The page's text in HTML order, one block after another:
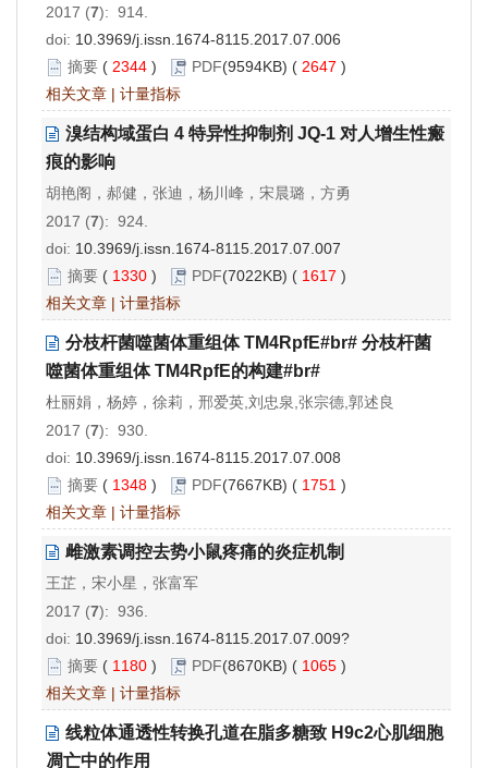
2017 (7): 914.
doi: 10.3969/j.issn.1674-8115.2017.07.006
摘要 ( 2344 ) PDF(9594KB) ( 2647 )
相关文章 | 计量指标
溴结构域蛋白 4 特异性抑制剂 JQ-1 对人增生性瘢
痕的影响
胡艳阁，郝健，张迪，杨川峰，宋晨璐，方勇
2017 (7): 924.
doi: 10.3969/j.issn.1674-8115.2017.07.007
摘要 ( 1330 ) PDF(7022KB) ( 1617 )
相关文章 | 计量指标
分枝杆菌噬菌体重组体 TM4RpfE#br# 分枝杆菌
噬菌体重组体 TM4RpfE的构建#br#
杜丽娟，杨婷，徐莉，邢爱英,刘忠泉,张宗德,郭述良
2017 (7): 930.
doi: 10.3969/j.issn.1674-8115.2017.07.008
摘要 ( 1348 ) PDF(7667KB) ( 1751 )
相关文章 | 计量指标
雌激素调控去势小鼠疼痛的炎症机制
王芷，宋小星，张富军
2017 (7): 936.
doi: 10.3969/j.issn.1674-8115.2017.07.009?
摘要 ( 1180 ) PDF(8670KB) ( 1065 )
相关文章 | 计量指标
线粒体通透性转换孔道在脂多糖致 H9c2心肌细胞
凋亡中的作用